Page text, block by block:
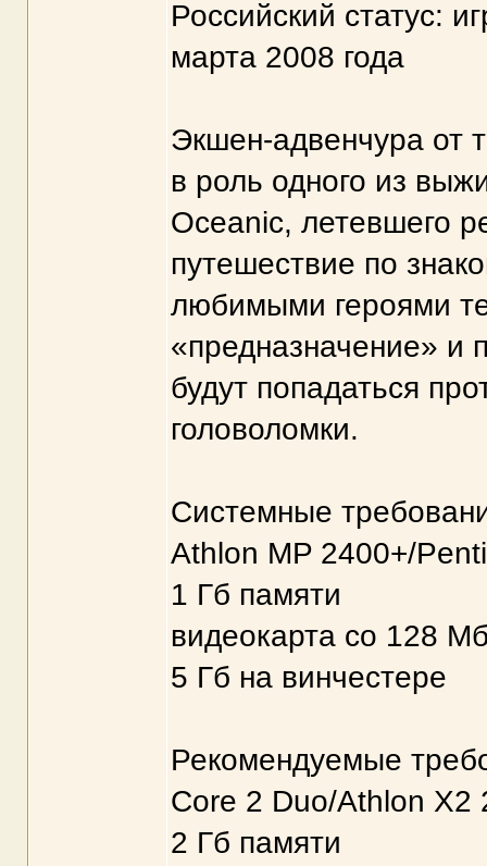
Российский статус:
марта 2008 года
Экшен-адвенчура от
в роль одного из
Oceanic, летевшего
путешествие по
любимыми героями
«предназначение» и
будут попадаться
головоломки.
Системные
Athlon MP 2400+/
1 Гб памяти
видеокарта со 128
5 Гб на винчестере
Рекомендуемые
Core 2 Duo/Athlon X2
2 Гб памяти